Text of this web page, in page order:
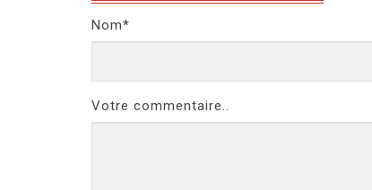
Nom*
Votre commentaire..